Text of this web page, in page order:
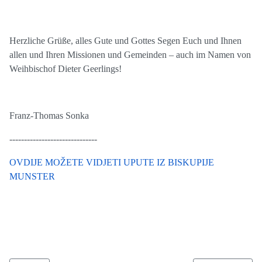
Herzliche Grüße, alles Gute und Gottes Segen Euch und Ihnen
allen und Ihren Missionen und Gemeinden – auch im Namen von
Weihbischof Dieter Geerlings!
Franz-Thomas Sonka
------------------------------
OVDIJE MOŽETE VIDJETI UPUTE IZ BISKUPIJE
MUNSTER